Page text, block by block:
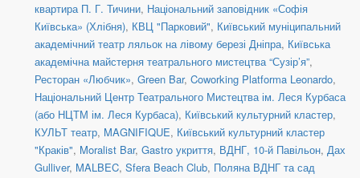
квартира П. Г. Тичини, Національний заповідник «Софія
Київська» (Хлібня), КВЦ "Парковий", Київський муніципальний
академічний театр ляльок на лівому березі Дніпра, Київська
академічна майстерня театрального мистецтва “Сузір’я”,
Ресторан «Любчик», Green Bar, Coworking Platforma Leonardo,
Національний Центр Театрального Мистецтва ім. Леся Курбаса
(або НЦТМ ім. Леся Курбаса), Київський культурний кластер,
КУЛЬТ театр, MAGNIFIQUE, Київський культурний кластер
"Краків", Moralist Bar, Gastro укриття, ВДНГ, 10-й Павільон, Дах
Gulliver, MALBEC, Sfera Beach Club, Поляна ВДНГ та сад